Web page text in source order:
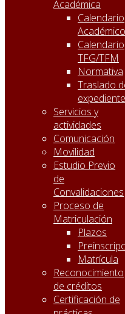
Académica
Calendario
Académico
Calendario
TFG/TFM
Normativa
Traslado
expediente
Servicios y
actividades
Comunicación
Movilidad
Estudio Previo
de
Convalidaciones
Proceso de
Matriculación
Plazos
Matrícula
Reconocimiento
de créditos
Certificación de